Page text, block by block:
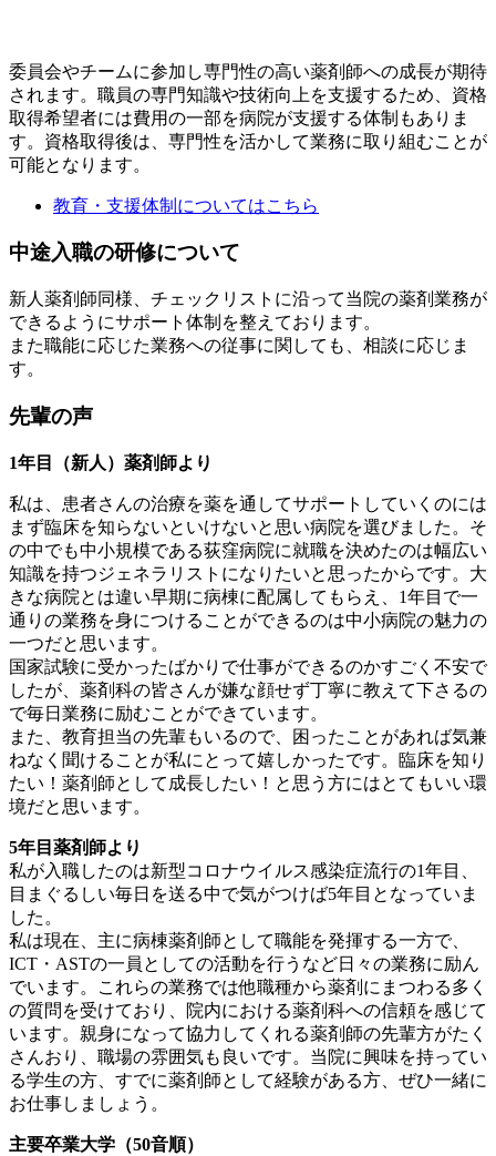
委員会やチームに参加し専門性の高い薬剤師への成長が期待
されます。職員の専門知識や技術向上を支援するため、資格
取得希望者には費用の一部を病院が支援する体制もありま
す。資格取得後は、専門性を活かして業務に取り組むことが
可能となります。
教育・支援体制についてはこちら
中途入職の研修について
新人薬剤師同様、チェックリストに沿って当院の薬剤業務が
できるようにサポート体制を整えております。
また職能に応じた業務への従事に関しても、相談に応じま
す。
先輩の声
1年目（新人）薬剤師より
私は、患者さんの治療を薬を通してサポートしていくのには
まず臨床を知らないといけないと思い病院を選びました。そ
の中でも中小規模である荻窪病院に就職を決めたのは幅広い
知識を持つジェネラリストになりたいと思ったからです。大
きな病院とは違い早期に病棟に配属してもらえ、1年目で一
通りの業務を身につけることができるのは中小病院の魅力の
一つだと思います。
国家試験に受かったばかりで仕事ができるのかすごく不安で
したが、薬剤科の皆さんが嫌な顔せず丁寧に教えて下さるの
で毎日業務に励むことができています。
また、教育担当の先輩もいるので、困ったことがあれば気兼
ねなく聞けることが私にとって嬉しかったです。臨床を知り
たい！薬剤師として成長したい！と思う方にはとてもいい環
境だと思います。
5年目薬剤師より
私が入職したのは新型コロナウイルス感染症流行の1年目、
目まぐるしい毎日を送る中で気がつけば5年目となっていま
した。
私は現在、主に病棟薬剤師として職能を発揮する一方で、
ICT・ASTの一員としての活動を行うなど日々の業務に励ん
でいます。これらの業務では他職種から薬剤にまつわる多く
の質問を受けており、院内における薬剤科への信頼を感じて
います。親身になって協力してくれる薬剤師の先輩方がたく
さんおり、職場の雰囲気も良いです。当院に興味を持ってい
る学生の方、すでに薬剤師として経験がある方、ぜひ一緒に
お仕事しましょう。
主要卒業大学（50音順）